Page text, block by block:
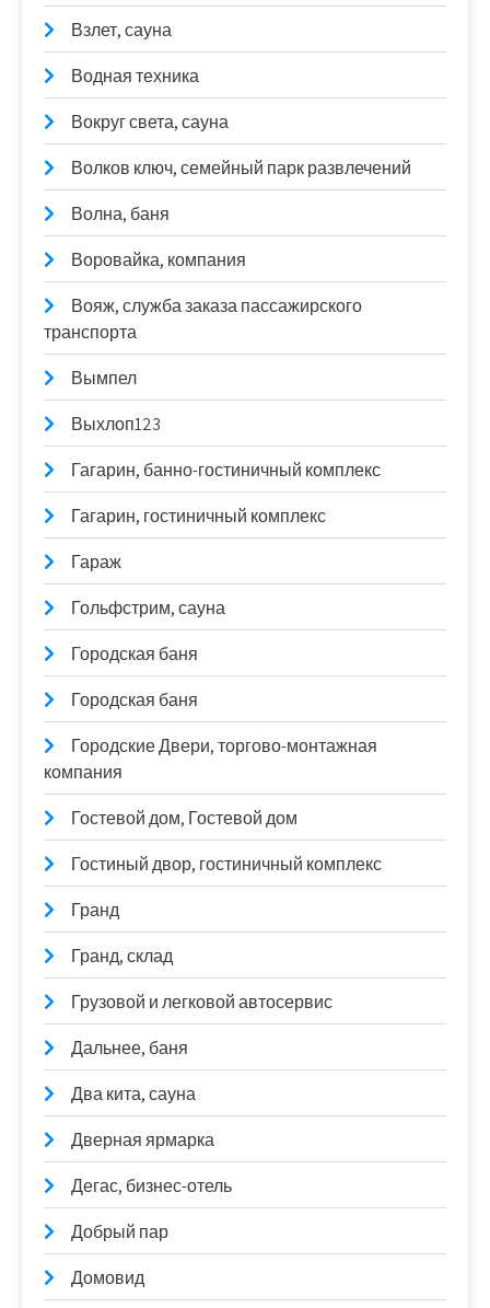
Взлет, сауна
Водная техника
Вокруг света, сауна
Волков ключ, семейный парк развлечений
Волна, баня
Воровайка, компания
Вояж, служба заказа пассажирского
транспорта
Вымпел
Выхлоп123
Гагарин, банно-гостиничный комплекс
Гагарин, гостиничный комплекс
Гараж
Гольфстрим, сауна
Городская баня
Городская баня
Городские Двери, торгово-монтажная
компания
Гостевой дом, Гостевой дом
Гостиный двор, гостиничный комплекс
Гранд
Гранд, склад
Грузовой и легковой автосервис
Дальнее, баня
Два кита, сауна
Дверная ярмарка
Дегас, бизнес-отель
Добрый пар
Домовид